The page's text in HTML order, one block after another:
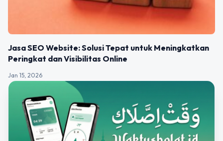
Jasa SEO Website: Solusi Tepat untuk Meningkatkan
Peringkat dan Visibilitas Online
Jan 15, 2026